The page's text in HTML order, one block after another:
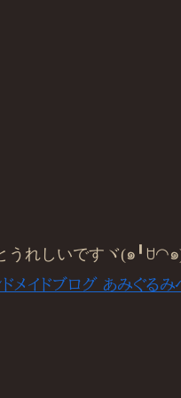
うれしいですヾ(๑╹ꇴ◠๑